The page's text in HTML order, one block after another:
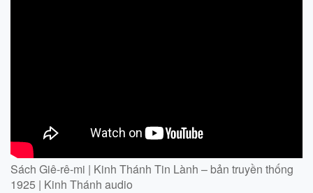
Sách Giê-rê-mi | Kinh Thánh Tin Lành – bản truyền thống
1925 | Kinh Thánh audio